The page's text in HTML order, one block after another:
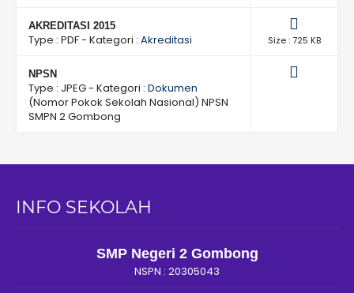
AKREDITASI 2015
Type : PDF- Kategori : Akreditasi Size : 725 KB
NPSN
Type : JPEG- Kategori : Dokumen
(Nomor Pokok Sekolah Nasional) NPSN
SMPN 2 Gombong
INFO SEKOLAH
SMP Negeri 2 Gombong
NSPN : 20305043